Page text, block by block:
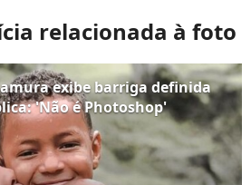
relacionada à foto
exibe barriga definida
'Não é Photoshop'